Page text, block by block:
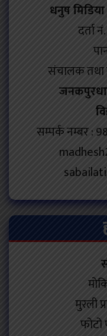
धनुष मिडिया
दर्ता
संचालक
सम्पर्क नम्बर :
मुरली
फोटो